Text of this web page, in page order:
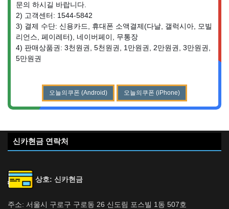
문의 하시길 바랍니다.
2) 고객센터: 1544-5842
3) 결제 수단: 신용카드, 휴대폰 소액결제(다날, 갤럭시아, 모빌
리언스, 페이레터), 네이버페이, 무통장
4) 판매상품권: 3천원권, 5천원권, 1만원권, 2만원권, 3만원권,
5만원권
오늘의쿠폰 (Android) 오늘의쿠폰 (iPhone)
신카현금 연락처
상호: 신카현금
주소: 서울시 구로구 구로동 26 신도림 포스빌 1동 507호